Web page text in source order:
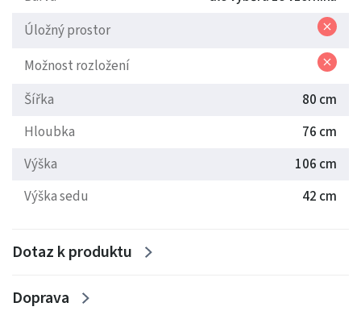
Úložný prostor
Možnost rozložení
Šířka
80 cm
Hloubka
76 cm
Výška
106 cm
Výška sedu
42 cm
Dotaz k produktu
Doprava